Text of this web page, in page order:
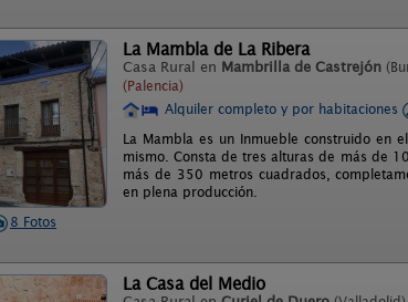
8 Fotos
La Mambla de La Ribera
Casa Rural en Mambrilla de Castrejón
(Palencia)
Alquiler completo y por habitaciones
La Mambla es un Inmueble construido en
mismo. Consta de tres alturas de más de
más de 350 metros cuadrados,
en plena producción.
La Casa del Medio